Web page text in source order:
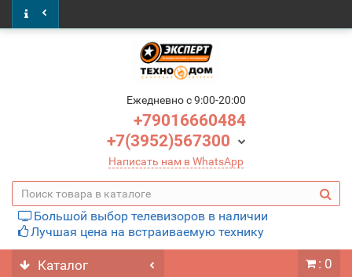
Ежедневно c 9:00-20:00
+79016660484
+7(3952)567300
Написать нам в WhatsApp
Большой выбор телевизоров в наличии
Лучшая цена на встраиваемую технику
Каталог : 0